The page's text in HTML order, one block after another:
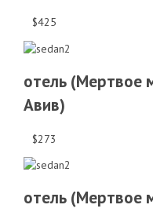
$425
отель (Мертвое
Авив)
$273
отель (Мертвое